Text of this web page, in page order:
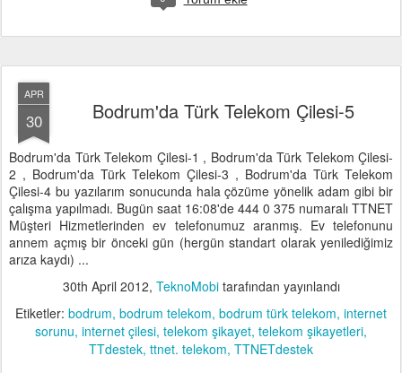
APR
30 Bodrum'da Türk Telekom Çilesi-5
Bodrum'da Türk Telekom Çilesi-1 , Bodrum'da Türk Telekom Çilesi-
2 , Bodrum'da Türk Telekom Çilesi-3 , Bodrum'da Türk Telekom
Çilesi-4 bu yazılarım sonucunda hala çözüme yönelik adam gibi bir
çalışma yapılmadı. Bugün saat 16:08'de 444 0 375 numaralı TTNET
Müşteri Hizmetlerinden ev telefonumuz aranmış. Ev telefonunu
annem açmış bir önceki gün (hergün standart olarak yenilediğimiz
arıza kaydı) ...
30th April 2012, TeknoMobitarafından yayınlandı
Etiketler: bodrum bodrum telekom bodrum türk telekom internet
sorunu internet çilesi telekom şikayet telekom şikayetleri
TTdestek ttnet. telekom TTNETdestek